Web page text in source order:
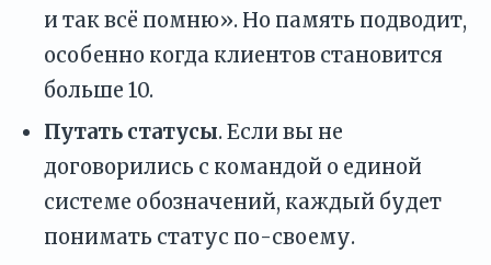
и так всё помню». Но память подводит,
особенно когда клиентов становится
больше 10.
Путать статусы. Если вы не
договорились с командой о единой
системе обозначений, каждый будет
понимать статус по-своему.